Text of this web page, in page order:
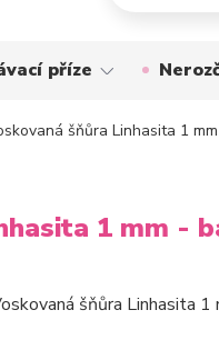
příze
šňůra Linhasita 1
1 mm -